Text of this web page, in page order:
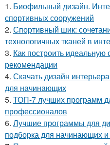
1. Биофильный дизайн.
спортивных сооружений
2. Спортивный шик:
технологичных тканей в
3. Как построить идеальную
рекомендации
4. Скачать дизайн
для начинающих
5. ТОП-7 лучших программ
профессионалов
6. Лучшие программы для
подборка для начинающих